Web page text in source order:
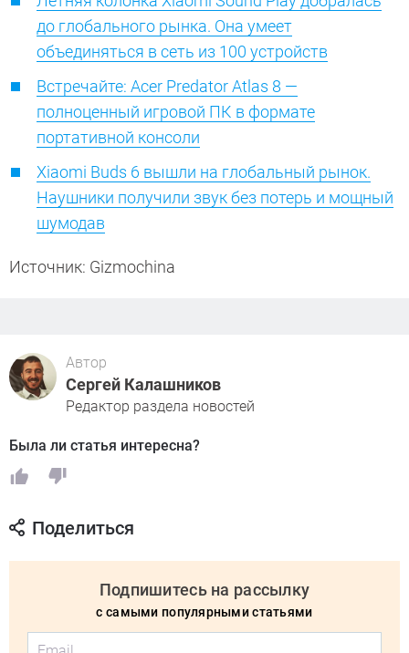
до глобального рынка. Она умеет
объединяться в сеть из 100 устройств
Встречайте: Acer Predator Atlas 8 —
полноценный игровой ПК в формате
портативной консоли
Xiaomi Buds 6 вышли на глобальный рынок.
Наушники получили звук без потерь и мощный
шумодав
Источник: Gizmochina
Автор
Сергей Калашников
Редактор раздела новостей
Была ли статья интересна?
Поделиться
Подпишитесь на рассылку
с самыми популярными статьями